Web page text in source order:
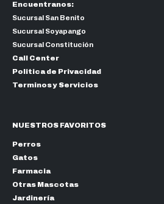
Encuentranos:
Sucursal San Benito
Sucursal Soyapango
Sucursal Constitución
Call Center
Politica de Privacidad
Terminos y Servicios
NUESTROS FAVORITOS
Perros
Gatos
Farmacia
Otras Mascotas
Jardinería